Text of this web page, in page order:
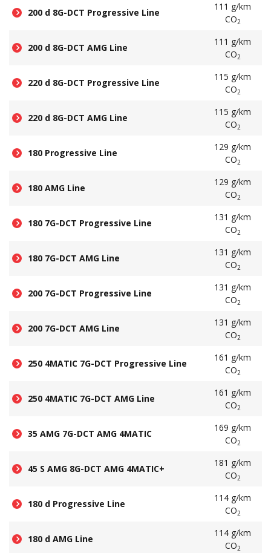
200 d 8G-DCT Progressive Line
111 g/km
CO2
200 d 8G-DCT AMG Line
111 g/km
CO2
220 d 8G-DCT Progressive Line
115 g/km
CO2
220 d 8G-DCT AMG Line
115 g/km
CO2
180 Progressive Line
129 g/km
CO2
180 AMG Line
129 g/km
CO2
180 7G-DCT Progressive Line
131 g/km
CO2
180 7G-DCT AMG Line
131 g/km
CO2
200 7G-DCT Progressive Line
131 g/km
CO2
200 7G-DCT AMG Line
131 g/km
CO2
250 4MATIC 7G-DCT Progressive Line
161 g/km
CO2
250 4MATIC 7G-DCT AMG Line
161 g/km
CO2
35 AMG 7G-DCT AMG 4MATIC
169 g/km
CO2
45 S AMG 8G-DCT AMG 4MATIC+
181 g/km
CO2
180 d Progressive Line
114 g/km
CO2
180 d AMG Line
114 g/km
CO2